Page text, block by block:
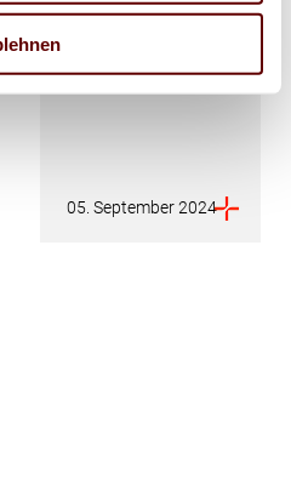
#SommerGrillen
05. September 2024